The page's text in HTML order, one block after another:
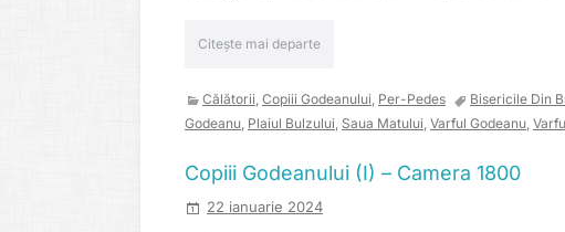
Citește mai departe
Călătorii, Copiii Godeanului, Per-Pedes Bisericile Din
Godeanu, Plaiul Bulzului, Saua Matului, Varful Godeanu,
Copiii Godeanului (I) – Camera 1800
22 ianuarie 2024